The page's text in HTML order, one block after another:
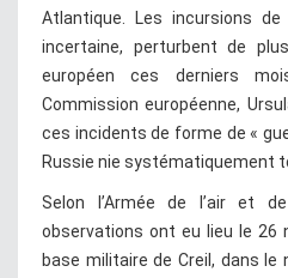
Atlantique. Les incursions de
incertaine, perturbent de
européen ces derniers
Commission européenne,
ces incidents de forme de «
Russie nie systématiquement
Selon l’Armée de l’air et
observations ont eu lieu le 26
base militaire de Creil, dans le